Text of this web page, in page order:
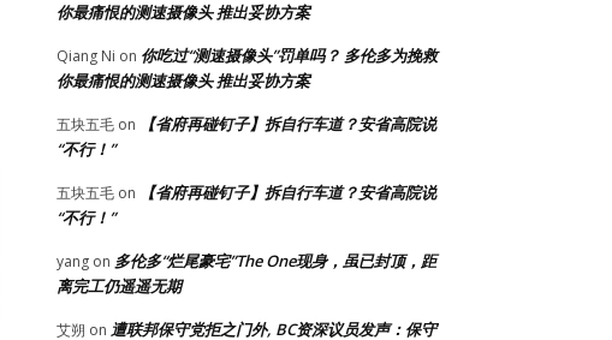
你最痛恨的测速摄像头 推出妥协方案
Qiang Ni on 你吃过“测速摄像头”罚单吗？ 多伦多为挽救
你最痛恨的测速摄像头 推出妥协方案
五块五毛 on
【省府再碰钉子】拆自行车道？安省高院说
“不行！”
五块五毛 on
【省府再碰钉子】拆自行车道？安省高院说
“不行！”
yang on 多伦多“烂尾豪宅”The One现身，虽已封顶，距
离完工仍遥遥无期
艾朔 on 遭联邦保守党拒之门外, BC资深议员发声：保守